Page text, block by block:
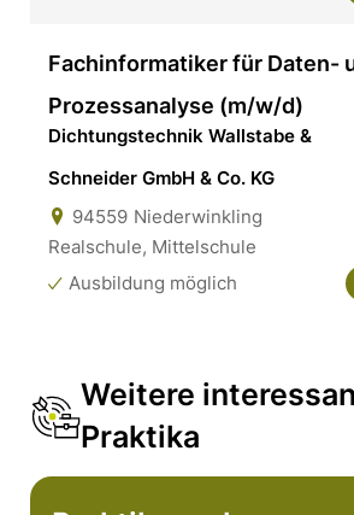
Fachinformatiker für Daten-
Prozessanalyse (m/w/d)
Dichtungstechnik Wallstabe &
Schneider GmbH & Co. KG
94559 Niederwinkling
Realschule, Mittelschule
Ausbildung möglich
Weitere
Praktika